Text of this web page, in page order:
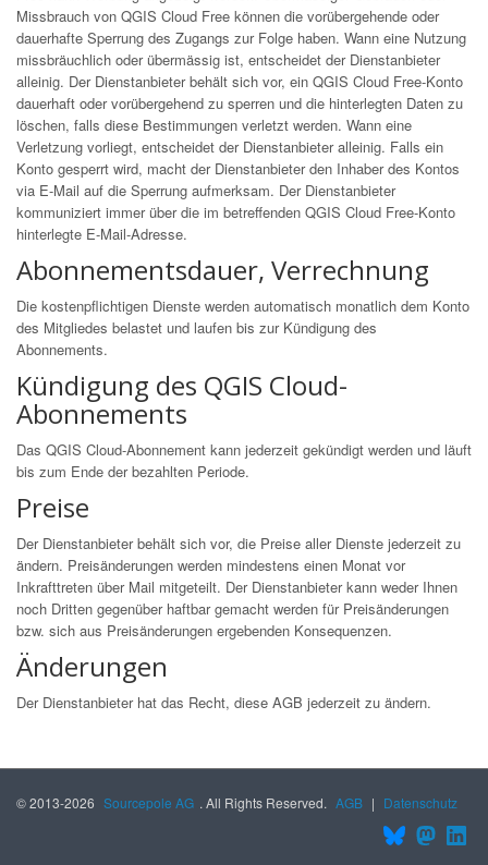
Missbrauch von QGIS Cloud Free können die vorübergehende oder
dauerhafte Sperrung des Zugangs zur Folge haben. Wann eine Nutzung
missbräuchlich oder übermässig ist, entscheidet der Dienstanbieter
alleinig. Der Dienstanbieter behält sich vor, ein QGIS Cloud Free-Konto
dauerhaft oder vorübergehend zu sperren und die hinterlegten Daten zu
löschen, falls diese Bestimmungen verletzt werden. Wann eine
Verletzung vorliegt, entscheidet der Dienstanbieter alleinig. Falls ein
Konto gesperrt wird, macht der Dienstanbieter den Inhaber des Kontos
via E-Mail auf die Sperrung aufmerksam. Der Dienstanbieter
kommuniziert immer über die im betreffenden QGIS Cloud Free-Konto
hinterlegte E-Mail-Adresse.
Abonnementsdauer, Verrechnung
Die kostenpflichtigen Dienste werden automatisch monatlich dem Konto
des Mitgliedes belastet und laufen bis zur Kündigung des
Abonnements.
Kündigung des QGIS Cloud-
Abonnements
Das QGIS Cloud-Abonnement kann jederzeit gekündigt werden und läuft
bis zum Ende der bezahlten Periode.
Preise
Der Dienstanbieter behält sich vor, die Preise aller Dienste jederzeit zu
ändern. Preisänderungen werden mindestens einen Monat vor
Inkrafttreten über Mail mitgeteilt. Der Dienstanbieter kann weder Ihnen
noch Dritten gegenüber haftbar gemacht werden für Preisänderungen
bzw. sich aus Preisänderungen ergebenden Konsequenzen.
Änderungen
Der Dienstanbieter hat das Recht, diese AGB jederzeit zu ändern.
© 2013-2026 Sourcepole AG . All Rights Reserved. AGB | Datenschutz